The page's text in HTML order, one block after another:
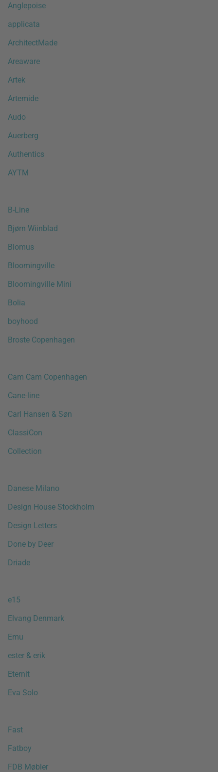
Anglepoise
applicata
ArchitectMade
Areaware
Artek
Artemide
Audo
Auerberg
Authentics
AYTM
B-Line
Bjørn Wiinblad
Blomus
Bloomingville
Bloomingville Mini
Bolia
boyhood
Broste Copenhagen
Cam Cam Copenhagen
Cane-line
Carl Hansen & Søn
ClassiCon
Collection
Danese Milano
Design House Stockholm
Design Letters
Done by Deer
Driade
e15
Elvang Denmark
Emu
ester & erik
Eternit
Eva Solo
Fast
Fatboy
FDB Møbler